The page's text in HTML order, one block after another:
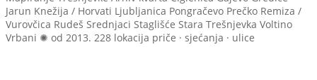
Jarun Knežija / Horvati Ljubljanica Pongračevo Prečko Remiza /
Vurovčica Rudeš Srednjaci Staglišće Stara Trešnjevka Voltino
Vrbani ✺ od 2013. 228 lokacija priče · sjećanja · ulice